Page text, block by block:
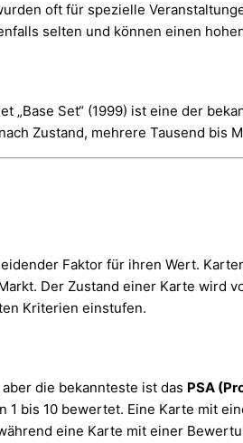
oft für spezielle
selten und können einen
„Base Set“ (1999) ist eine der
Zustand, mehrere Tausend bis
Faktor für ihren Wert.
Der Zustand einer Karte wird
Kriterien einstufen.
die bekannteste ist das PSA
1 bis 10 bewertet. Eine Karte mit
eine Karte mit einer